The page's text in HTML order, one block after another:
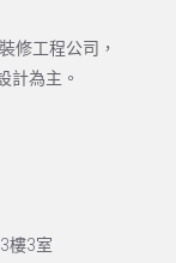
修工程公司，
計為主。
樓3室